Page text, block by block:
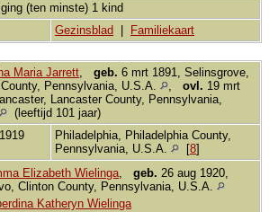
(ten minste) 1 kind
Gezinsblad Familiekaart
Maria Jarrett, geb. 6 mrt 1891, Selinsgrove,
Pennsylvania, U.S.A.
, ovl. 19 mrt
Lancaster County, Pennsylvania,
(leeftijd 101 jaar)
Philadelphia, Philadelphia County,
Pennsylvania, U.S.A.
[8]
Elizabeth Wielinga, geb. 26 aug 1920,
Clinton County, Pennsylvania, U.S.A.
Katheryn Wielinga